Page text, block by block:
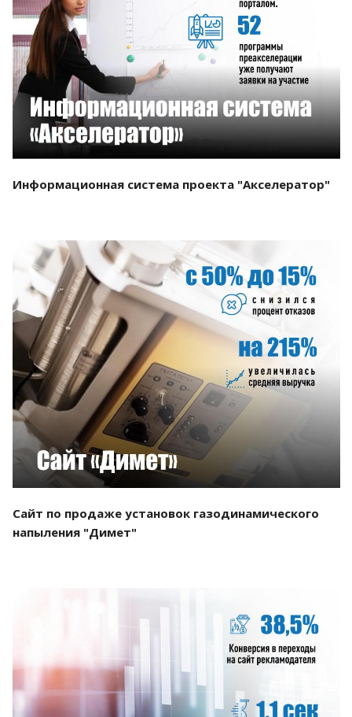
Смотреть проект
Информационная система проекта "Акселератор"
Смотреть проект
Сайт по продаже установок газодинамического
напыления "Димет"